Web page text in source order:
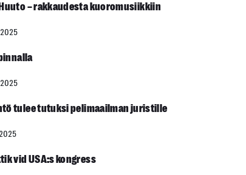
– rakkaudesta kuoromusiikkiin
tulee tutuksi pelimaailman juristille
vid USA:s kongress